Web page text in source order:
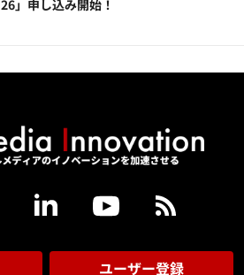
26」申し込み開始！
ユーザー登録